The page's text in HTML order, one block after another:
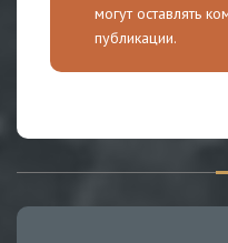
могут оставлять
публикации.